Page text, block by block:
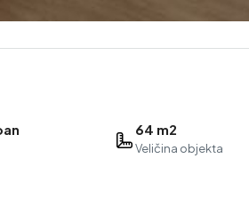
64 m2
Veličina objekta